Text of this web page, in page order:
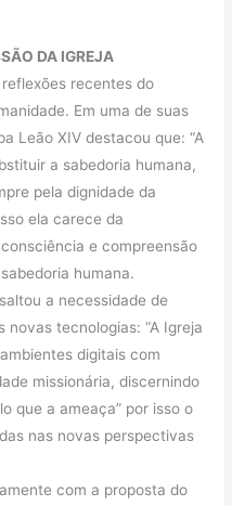
DA IGREJA
recentes do
Em uma de suas
Leão XIV destacou que: “A
a sabedoria humana,
pela dignidade da
ela carece da
e compreensão
humana.
a necessidade de
tecnologias: “A Igreja
digitais com
missionária, discernindo
que a ameaça” por isso o
nas novas perspectivas
com a proposta do